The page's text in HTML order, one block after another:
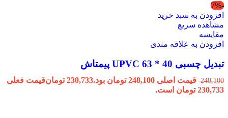
-7%
افزودن به سبد خرید
مشاهده سریع
مقایسه
افزودن به علاقه مندی
تبدیل چسبی 40 * 63 UPVC پیمتاش
248,100 قیمت اصلی 248,100 تومان بود. 230,733 تومانقیمت فعلی
230,733 تومان است.